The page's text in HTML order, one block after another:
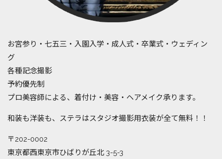
お宮参り・七五三・入園入学・成人式・卒業式・ウェディン
グ
各種記念撮影
予約優先制
プロ美容師による、着付け・美容・ヘアメイク承ります。
和装も洋装も、ステラはスタジオ撮影用衣装が全て無料！！
〒202-0002
東京都西東京市ひばりが丘北 3-5-3